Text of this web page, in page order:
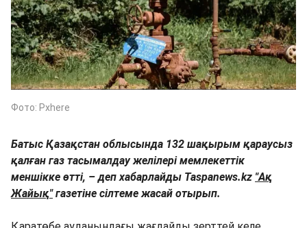
Фото: Pxhere
Батыс Қазақстан облысында 132 шақырым қараусыз
қалған газ тасымалдау желілері мемлекеттік
меншікке өтті, – деп хабарлайды Taspanews.kz "Ақ
Жайық"газетіне сілтеме жасай отырып.